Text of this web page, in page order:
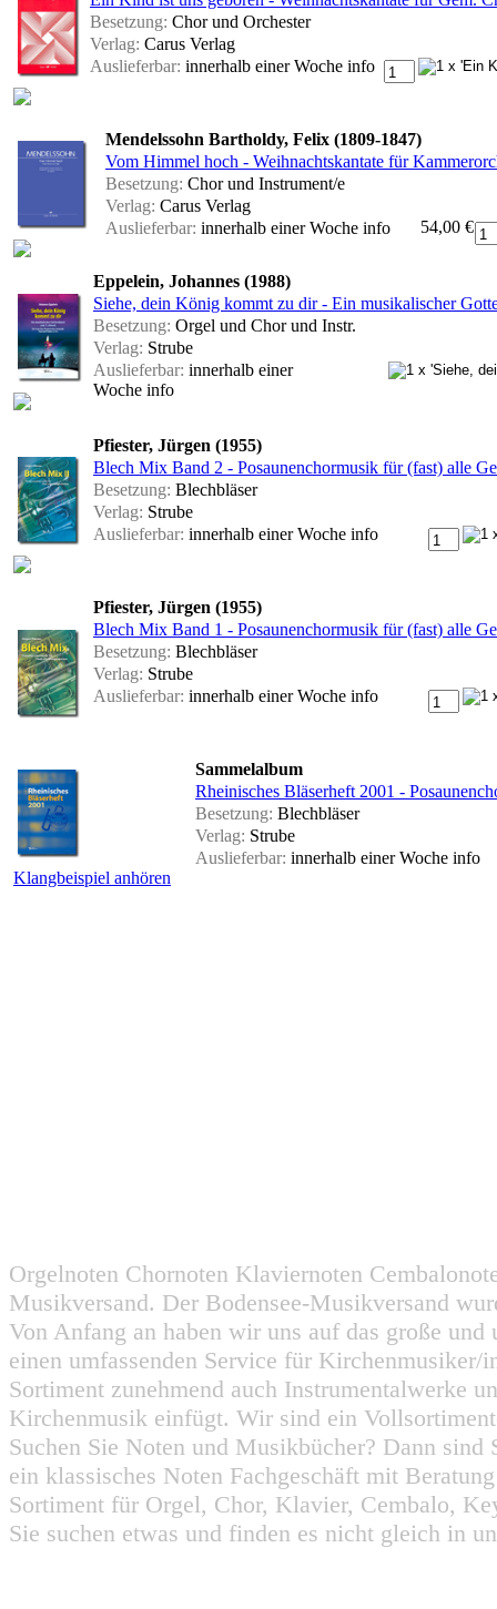
Besetzung: Chor und Orchester
Verlag: Carus Verlag
Auslieferbar: innerhalb einer Woche info
Mendelssohn Bartholdy, Felix (1809-1847)
Vom Himmel hoch - Weihnachtskantate für
Besetzung: Chor und Instrument/e
Verlag: Carus Verlag
Auslieferbar: innerhalb einer Woche info 54,00 €
Eppelein, Johannes (1988)
Siehe, dein König kommt zu dir - Ein musikalischer
Besetzung: Orgel und Chor und Instr.
Verlag: Strube
Auslieferbar: innerhalb einer
Woche info
Pfiester, Jürgen (1955)
Blech Mix Band 2 - Posaunenchormusik für (fast) alle
Besetzung: Blechbläser
Verlag: Strube
Auslieferbar: innerhalb einer Woche info
Pfiester, Jürgen (1955)
Blech Mix Band 1 - Posaunenchormusik für (fast) alle
Besetzung: Blechbläser
Verlag: Strube
Auslieferbar: innerhalb einer Woche info
Klangbeispiel anhören
Sammelalbum
Rheinisches Bläserheft 2001 -
Besetzung: Blechbläser
Verlag: Strube
Auslieferbar: innerhalb einer Woche info
Orgelnoten Chornoten Klaviernoten
Musikversand. Der Bodensee-Musikversand
Von Anfang an haben wir uns auf das große
einen umfassenden Service für
Sortiment zunehmend auch Instrumentalwerke
Kirchenmusik einfügt. Wir sind ein
Suchen Sie Noten und Musikbücher? Dann
ein klassisches Noten Fachgeschäft mit
Sortiment für Orgel, Chor, Klavier, Cembalo,
Sie suchen etwas und finden es nicht gleich in